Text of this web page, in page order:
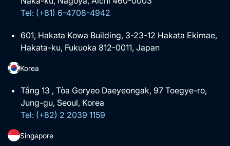
Tel: (+81) 6-4708-4942
601, Hakata Kowa Building, 3-23-12 Hakata Ekimae,
Hakata-ku, Fukuoka 812-0011, Japan
Korea
Tầng 13 , Tòa Goryeo Daeyeongak, 97 Toegye-ro,
Jung-gu, Seoul, Korea
Tel: (+82) 2 2039 1159
Singapore